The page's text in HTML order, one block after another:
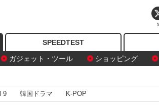
ガジェット・ツール ショッピング
SPEEDTEST
9 韓国ドラマ K-POP
X